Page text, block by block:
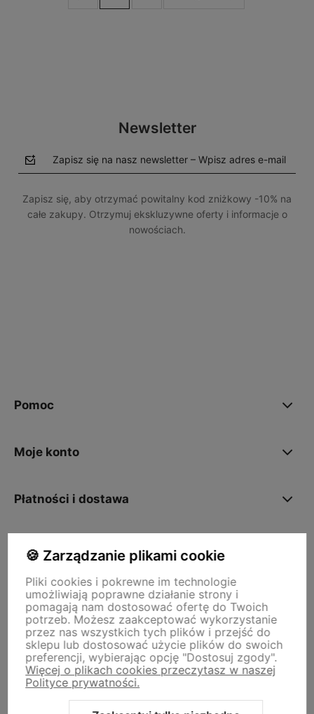
Newsletter
Zapisz się, aby otrzymać powitalny kod zniżkowy -10% na
całe zakupy. Otrzymuj ekskluzywne oferty i informacje o
nowościach.
Zapisz się na nasz newsletter – Wpisz adres e-mail
Pomoc
Moje konto
Płatności i dostawa
Storm - sklep plastyczny
Adres sklepu internetowego:ul. Kazimierza Wielkiego 29a, 50-077
WrocławSiedziba firmy:ul. Jana Uphagena 19, 80-237 Gdańsk NIP:
5840152571
zamowienia@stormplastyczny.pl| Tel.:781350938
🍪 Zarządzanie plikami cookie
Pliki cookies i pokrewne im technologie
umożliwiają poprawne działanie strony i
pomagają nam dostosować ofertę do Twoich
potrzeb. Możesz zaakceptować wykorzystanie
przez nas wszystkich tych plików i przejść do
sklepu lub dostosować użycie plików do swoich
preferencji, wybierając opcję "Dostosuj zgody".
Więcej o plikach cookies przeczytasz w naszej
Polityce prywatności.